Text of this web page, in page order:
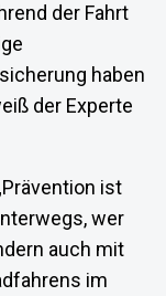
der Fahrt
haben
der Experte
ist
wer
auch mit
im